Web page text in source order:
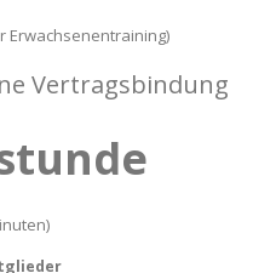
Erwachsenentraining)
Vertragsbindung